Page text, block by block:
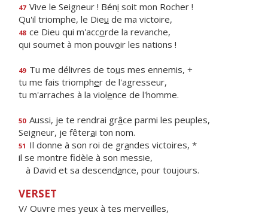
47 Vive le Seigneur ! Béni soit mon Rocher !
Qu'il triomphe, le Dieu de ma victoire,
48 ce Dieu qui m'accorde la revanche,
qui soumet à mon pouvoir les nations !
49 Tu me délivres de tous mes ennemis, +
tu me fais triompher de l'agresseur,
tu m'arraches à la violence de l'homme.
50 Aussi, je te rendrai grâce parmi les peuples,
Seigneur, je fêterai ton nom.
51 Il donne à son roi de grandes victoires, *
il se montre fidèle à son messie,
à David et sa descendance, pour toujours.
VERSET
V/ Ouvre mes yeux à tes merveilles,